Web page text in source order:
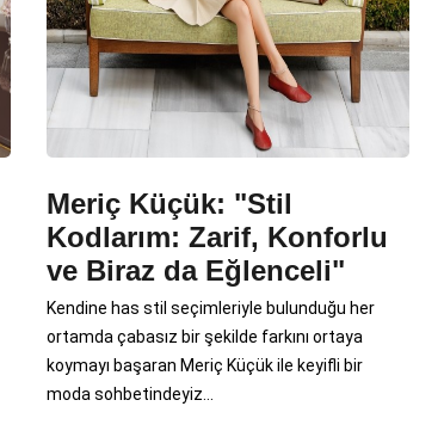
Meriç Küçük: "Stil
Kodlarım: Zarif, Konforlu
ve Biraz da Eğlenceli"
Kendine has stil seçimleriyle bulunduğu her
ortamda çabasız bir şekilde farkını ortaya
koymayı başaran Meriç Küçük ile keyifli bir
moda sohbetindeyiz...